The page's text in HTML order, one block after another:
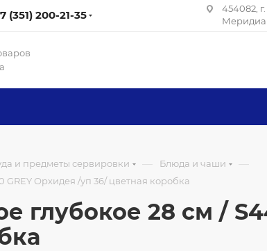
(351) 200-21-35
454082,
и предметы сервировки — Блюда и чаши —
GREY Орхидея /уп 36/ цветная коробка
глубокое 28 см /